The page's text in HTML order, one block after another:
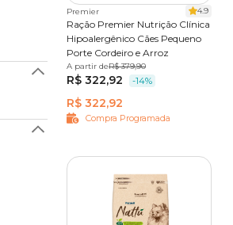
Premier 4.9
Ração Premier Nutrição Clínica
Hipoalergênico Cães Pequeno
Porte Cordeiro e Arroz
2 kg 10,1 kg
A partir deR$ 379,90
R$ 322,92 -14%
R$ 322,92
Compra Programada